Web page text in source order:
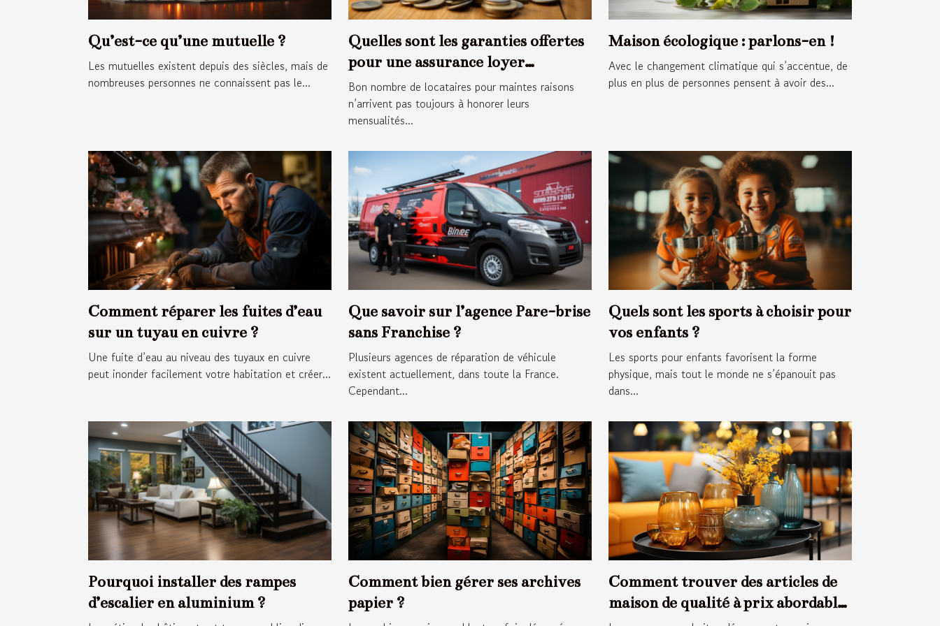
Qu’est-ce qu’une mutuelle ?
Les mutuelles existent depuis des siècles, mais de
nombreuses personnes ne connaissent pas le...
Quelles sont les garanties offertes
pour une assurance loyer
impayée ?
Bon nombre de locataires pour maintes raisons
n’arrivent pas toujours à honorer leurs
mensualités...
Maison écologique : parlons-en !
Avec le changement climatique qui s’accentue, de
plus en plus de personnes pensent à avoir des...
Comment réparer les fuites d’eau
sur un tuyau en cuivre ?
Une fuite d’eau au niveau des tuyaux en cuivre
peut inonder facilement votre habitation et créer...
Que savoir sur l’agence Pare-brise
sans Franchise ?
Plusieurs agences de réparation de véhicule
existent actuellement, dans toute la France.
Cependant...
Quels sont les sports à choisir pour
vos enfants ?
Les sports pour enfants favorisent la forme
physique, mais tout le monde ne s’épanouit pas
dans...
Pourquoi installer des rampes
d’escalier en aluminium ?
Comment bien gérer ses archives
papier ?
Comment trouver des articles de
maison de qualité à prix abordable